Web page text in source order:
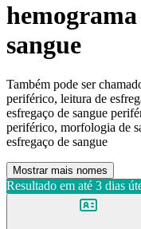
sangue
Também pode ser
periférico, leitura de
esfregaço de sangue
periférico, morfologia de
esfregaço de sangue
Mostrar mais nomes
Resultado em até 3 dias